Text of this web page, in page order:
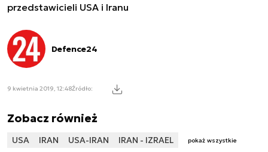
przedstawicieli USA i Iranu
Defence24
9 kwietnia 2019, 12:48Źródło:
Zobacz również
USA IRAN USA-IRAN IRAN - IZRAEL pokaż wszystkie